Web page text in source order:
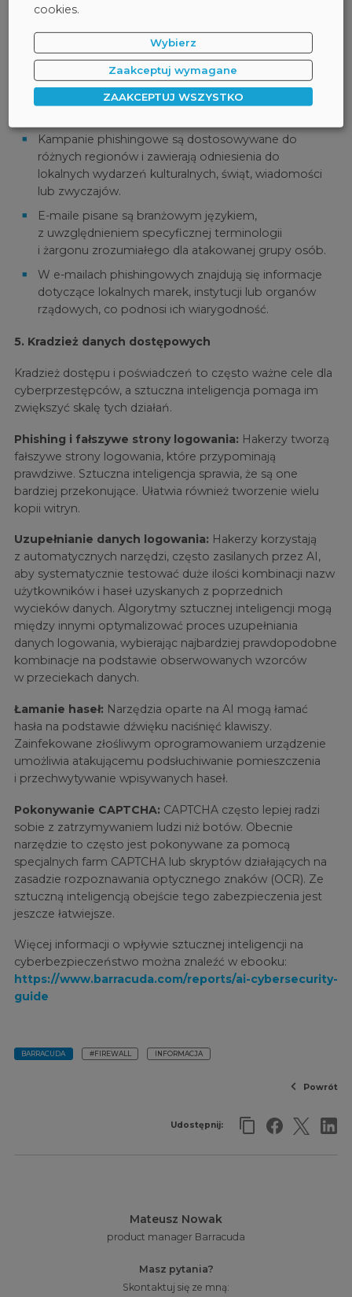
Teraz dzięki pomocy sztucznej inteligencji atakujący
dostosowują wiadomości phishingowe do
lingwistycznego i kulturowego kontekstu odbiorców.
Cyberprzestępcy mogą automatycznie tłumaczyć
wiadomości phishingowe na różne języki
Kampanie phishingowe są dostosowywane do
różnych regionów i zawierają odniesienia do
lokalnych wydarzeń kulturalnych, świąt, wiadomości
lub zwyczajów.
E-maile pisane są branżowym językiem,
z uwzględnieniem specyficznej terminologii
i żargonu zrozumiałego dla atakowanej grupy osób.
W e-mailach phishingowych znajdują się informacje
dotyczące lokalnych marek, instytucji lub organów
rządowych, co podnosi ich wiarygodność.
5. Kradzież danych dostępowych
Kradzież dostępu i poświadczeń to często ważne cele dla
cyberprzestępców, a sztuczna inteligencja pomaga im
zwiększyć skalę tych działań.
Phishing i fałszywe strony logowania: Hakerzy tworzą
fałszywe strony logowania, które przypominają
prawdziwe. Sztuczna inteligencja sprawia, że są one
bardziej przekonujące. Ułatwia również tworzenie wielu
kopii witryn.
Uzupełnianie danych logowania: Hakerzy korzystają
z automatycznych narzędzi, często zasilanych przez AI,
aby systematycznie testować duże ilości kombinacji nazw
użytkowników i haseł uzyskanych z poprzednich
wycieków danych. Algorytmy sztucznej inteligencji mogą
między innymi optymalizować proces uzupełniania
danych logowania, wybierając najbardziej prawdopodobne
kombinacje na podstawie obserwowanych wzorców
w przeciekach danych.
Łamanie haseł: Narzędzia oparte na AI mogą łamać
hasła na podstawie dźwięku naciśnięć klawiszy.
Zainfekowane złośliwym oprogramowaniem urządzenie
umożliwia atakującemu podsłuchiwanie pomieszczenia
i przechwytywanie wpisywanych haseł.
Pokonywanie CAPTCHA: CAPTCHA często lepiej radzi
sobie z zatrzymywaniem ludzi niż botów. Obecnie
narzędzie to często jest pokonywane za pomocą
specjalnych farm CAPTCHA lub skryptów działających na
zasadzie rozpoznawania optycznego znaków (OCR). Ze
sztuczną inteligencją obejście tego zabezpieczenia jest
jeszcze łatwiejsze.
Więcej informacji o wpływie sztucznej inteligencji na
cyberbezpieczeństwo można znaleźć w ebooku:
https://www.barracuda.com/reports/ai-cybersecurity-
guide
BARRACUDA #FIREWALL INFORMACJA
Powrót
Udostępnij:
Mateusz Nowak
product manager Barracuda
Masz pytania?
Skontaktuj się ze mną:
cookies.
Wybierz
Zaakceptuj wymagane
ZAAKCEPTUJ WSZYSTKO